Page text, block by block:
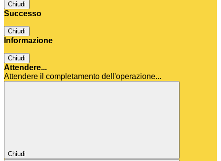
Chiudi
Successo
Chiudi
Informazione
Chiudi
Attendere...
Attendere il completamento dell'operazione...
Chiudi